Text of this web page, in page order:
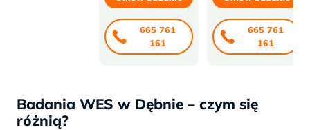
665 761
161
665 761
161
Badania WES w Dębnie – czym się
różnią?